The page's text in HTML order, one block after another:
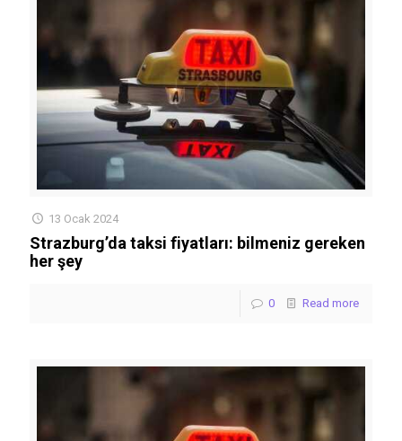
13 Ocak 2024
Strazburg’da taksi fiyatları: bilmeniz gereken
her şey
0 Read more